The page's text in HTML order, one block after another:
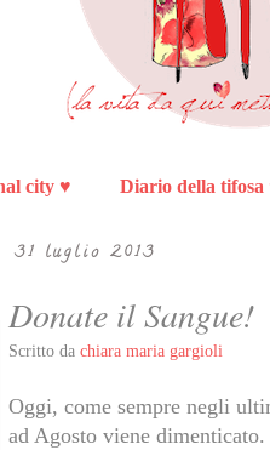
city ♥ Diario della tifosa
31 luglio 2013
Donate il Sangue!
Scritto da chiara maria gargioli
Oggi, come sempre negli
ad Agosto viene